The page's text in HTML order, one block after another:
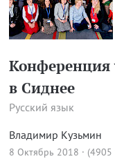
Конференция
в Сиднее
Русский язык
Владимир Кузьмин
8 Октябрь 2018 · (4905